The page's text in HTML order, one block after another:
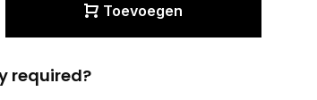
Toevoegen
required?